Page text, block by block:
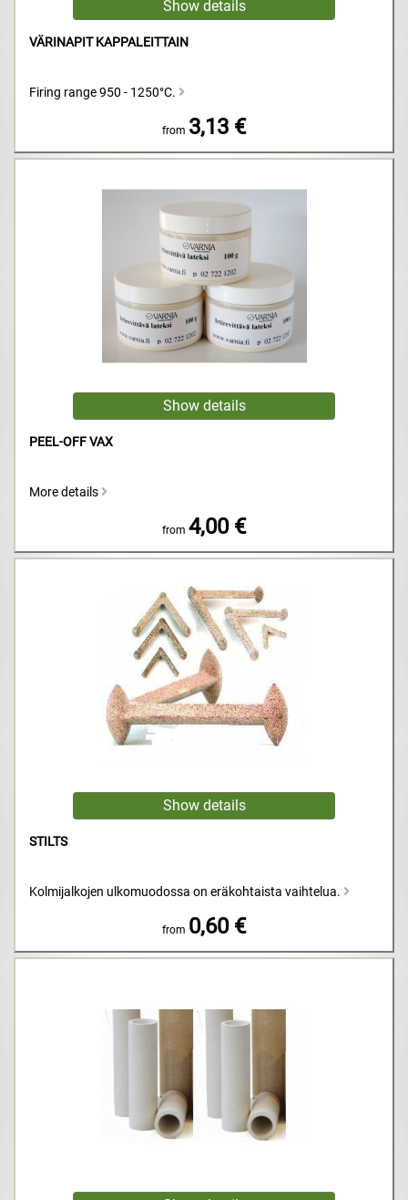
VÄRINAPIT KAPPALEITTAIN
Firing range 950 - 1250°C.
from 3,13 €
PEEL-OFF VAX
More details
from 4,00 €
STILTS
Kolmijalkojen ulkomuodossa on eräkohtaista vaihtelua.
from 0,60 €